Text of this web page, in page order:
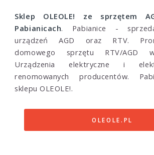
Sklep OLEOLE! ze sprzętem
Pabianicach. Pabianice -
urządzeń AGD oraz RTV.
domowego sprzętu RTV/AGD
Urządzenia elektryczne i
renomowanych producentów.
sklepu OLEOLE!.
OLEOLE.PL